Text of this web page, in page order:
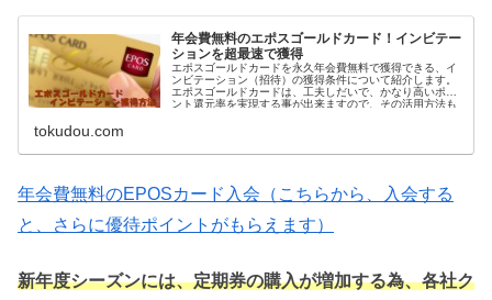
年会費無料のエポスゴールドカード！インビテー
ションを超最速で獲得
エポスゴールドカードを永久年会費無料で獲得できる、イ
ンビテーション（招待）の獲得条件について紹介します。
エポスゴールドカードは、工夫しだいで、かなり高いポイ
ント還元率を実現する事が出来ますので、その活用方法も
tokudou.com
年会費無料のEPOSカード入会（こちらから、入会する
と、さらに優待ポイントがもらえます）
新年度シーズンには、定期券の購入が増加する為、各社ク